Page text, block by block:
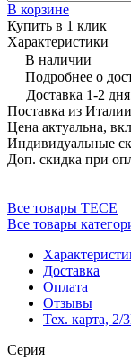
В корзине
Купить в 1 клик
Характеристики
В наличии
Подробнее о
Доставка 1-2
Поставка из
Цена актуальна,
Индивидуальные
Доп. скидка при
Все товары TECE
Все товары
Доставка
Оплата
Отзывы
Тех. карта,
Серия